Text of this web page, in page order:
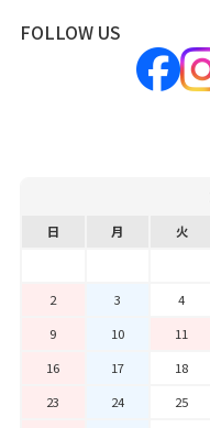
FOLLOW US
日 月 火
2
3 4
9
10 11
16
17 18
23
24 25